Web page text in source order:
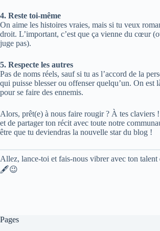
4. Reste toi-même
On aime les histoires vraies, mais si tu veux
droit. L’important, c’est que ça vienne du cœur
juge pas).
5. Respecte les autres
Pas de noms réels, sauf si tu as l’accord de la
qui puisse blesser ou offenser quelqu’un. On est
pour se faire des ennemis.
Alors, prêt(e) à nous faire rougir ? À tes claviers
et de partager ton récit avec toute notre
être que tu deviendras la nouvelle star du blog !
Allez, lance-toi et fais-nous vibrer avec ton talent
🖋️😉
Pages